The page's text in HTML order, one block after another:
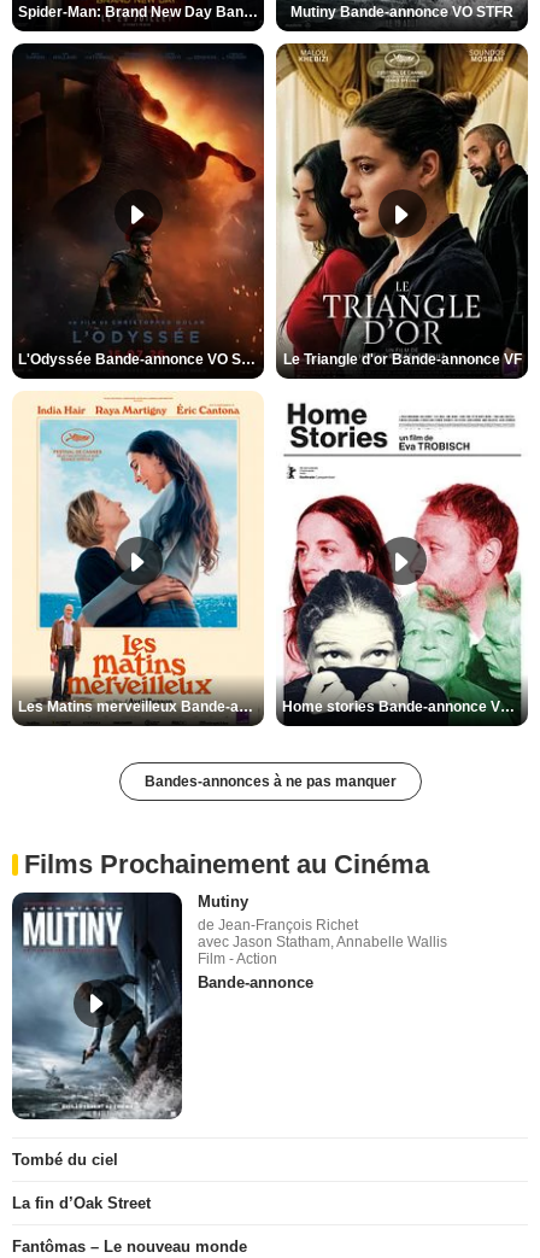
Spider-Man: Brand New Day Bande-annonce VO STFR Mutiny Bande-annonce VO STFR
L'Odyssée Bande-annonce VO STFR Le Triangle d'or Bande-annonce VF
Les Matins merveilleux Bande-annonce VF Home stories Bande-annonce VO STFR
Bandes-annonces à ne pas manquer
Films Prochainement au Cinéma
Mutiny
de Jean-François Richet
avec Jason Statham, Annabelle Wallis
Film - Action
Bande-annonce
Tombé du ciel
La fin d’Oak Street
Fantômas – Le nouveau monde